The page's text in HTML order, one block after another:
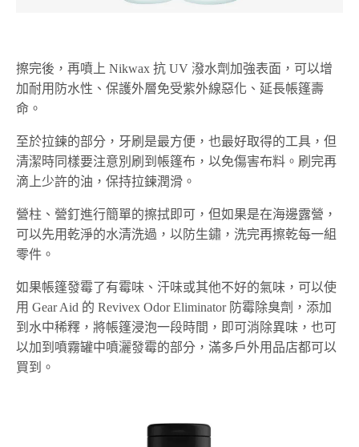
擦完後，再噴上 Nikwax 抗 UV 潑水劑加強表面，可以增
加耐用防水性、保護外層免受紫外線惡化、延長帳篷壽
命。
至於拉鍊的部分，牙刷是最方便，也最好取得的工具，但
清潔時同樣要注意別刷到帳篷布，以免傷害布料。刷完再
滴上少許的油，保持拉鍊潤滑。
營柱、營釘進行簡單的擦拭即可，但如果是在海邊露營，
可以先用乾淨的水清洗過，以防生鏽，洗完再擦乾每一組
零件。
如果帳篷發霉了有霉味、汗味或其他不好的氣味，可以使
用 Gear Aid 的 Revivex Odor Eliminator 防霉除臭劑，添加
到水中稀釋，將帳篷浸泡一段時間，即可消除異味，也可
以加到噴霧罐中噴灑發霉的部分，滿多戶外用品店都可以
買到。